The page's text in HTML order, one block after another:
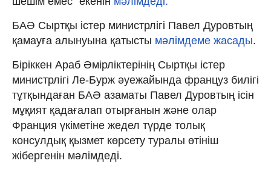
БАӘ Сыртқы істер министрлігі Павел Дуровтың
қамауға алынуына қатысты мәлімдеме жасады.
Біріккен Араб Әмірліктерінің Сыртқы істер
министрлігі Ле-Бурж әуежайында француз билігі
тұтқындаған БАӘ азаматы Павел Дуровтың ісін
мұқият қадағалап отырғанын және олар
Франция үкіметіне жедел түрде толық
консулдық қызмет көрсету туралы өтініш
жібергенін мәлімдеді.